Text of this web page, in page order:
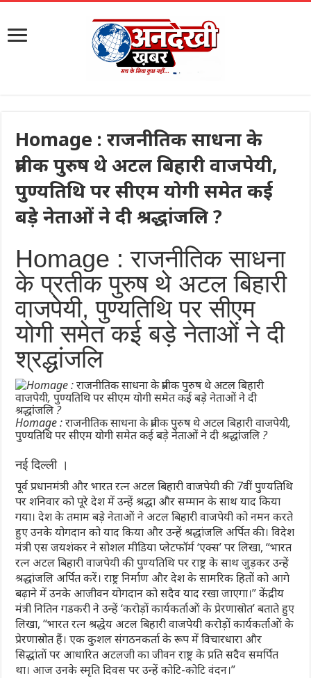
Homage : राजनीतिक साधना के
प्रतीक पुरुष थे अटल बिहारी वाजपेयी,
पुण्यतिथि पर सीएम योगी समेत कई
बड़े नेताओं ने दी श्रद्धांजलि ?
Homage : राजनीतिक साधना
के प्रतीक पुरुष थे अटल बिहारी
वाजपेयी, पुण्यतिथि पर सीएम
योगी समेत कई बड़े नेताओं ने दी
श्रद्धांजलि
Homage : राजनीतिक साधना के प्रतीक पुरुष थे अटल बिहारी वाजपेयी,
पुण्यतिथि पर सीएम योगी समेत कई बड़े नेताओं ने दी श्रद्धांजलि ?
नई दिल्ली ।
पूर्व प्रधानमंत्री और भारत रत्न अटल बिहारी वाजपेयी की 7वीं पुण्यतिथि
पर शनिवार को पूरे देश में उन्हें श्रद्धा और सम्मान के साथ याद किया
गया। देश के तमाम बड़े नेताओं ने अटल बिहारी वाजपेयी को नमन करते
हुए उनके योगदान को याद किया और उन्हें श्रद्धांजलि अर्पित की। विदेश
मंत्री एस जयशंकर ने सोशल मीडिया प्लेटफॉर्म ‘एक्स’ पर लिखा, “भारत
रत्न अटल बिहारी वाजपेयी की पुण्यतिथि पर राष्ट्र के साथ जुड़कर उन्हें
श्रद्धांजलि अर्पित करें। राष्ट्र निर्माण और देश के सामरिक हितों को आगे
बढ़ाने में उनके आजीवन योगदान को सदैव याद रखा जाएगा।” केंद्रीय
मंत्री नितिन गडकरी ने उन्हें ‘करोड़ों कार्यकर्ताओं के प्रेरणास्रोत’ बताते हुए
लिखा, “भारत रत्न श्रद्धेय अटल बिहारी वाजपेयी करोड़ों कार्यकर्ताओं के
प्रेरणास्रोत हैं। एक कुशल संगठनकर्ता के रूप में विचारधारा और
सिद्धांतों पर आधारित अटलजी का जीवन राष्ट्र के प्रति सदैव समर्पित
था। आज उनके स्मृति दिवस पर उन्हें कोटि-कोटि वंदन।”